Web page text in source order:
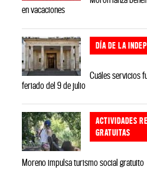
en vacaciones
DÍA DE LA
Cuáles servicios
feriado del 9 de julio
ACTIVIDADES
GRATUITAS
Moreno impulsa turismo social gratuito